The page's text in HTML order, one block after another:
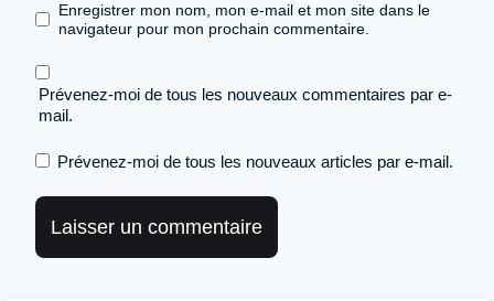
Enregistrer mon nom, mon e-mail et mon site dans le
navigateur pour mon prochain commentaire.
Prévenez-moi de tous les nouveaux commentaires par e-
mail.
Prévenez-moi de tous les nouveaux articles par e-mail.